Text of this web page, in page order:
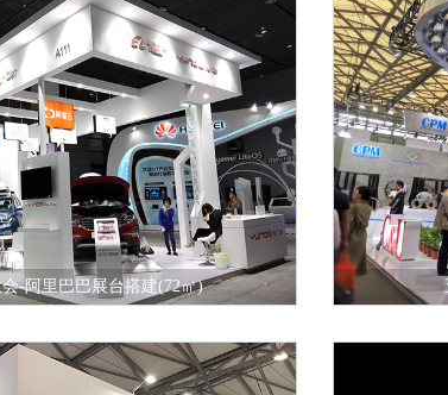
-阿里巴巴展台搭建(72㎡)